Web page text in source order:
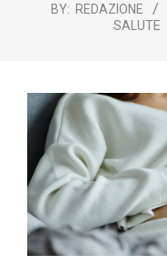
BY: REDAZIONE
SALUTE